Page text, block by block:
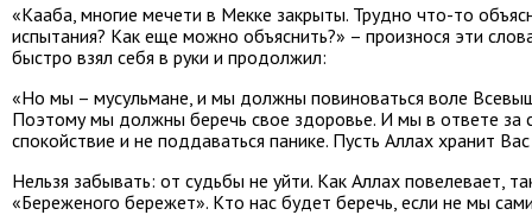
«Кааба, многие мечети в Мекке закрыты. Трудно что-то
испытания? Как еще можно объяснить?» – произнося эти
быстро взял себя в руки и продолжил:
«Но мы – мусульмане, и мы должны повиноваться воле
Поэтому мы должны беречь свое здоровье. И мы в ответе за
спокойствие и не поддаваться панике. Пусть Аллах хранит
Нельзя забывать: от судьбы не уйти. Как Аллах повелевает,
«Береженого бережет». Кто нас будет беречь, если не мы